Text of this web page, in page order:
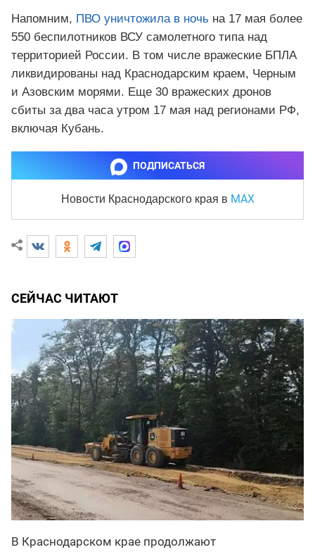
Напомним, ПВО уничтожила в ночь на 17 мая более
550 беспилотников ВСУ самолетного типа над
территорией России. В том числе вражеские БПЛА
ликвидированы над Краснодарским краем, Черным
и Азовским морями. Еще 30 вражеских дронов
сбиты за два часа утром 17 мая над регионами РФ,
включая Кубань.
ПОДПИСАТЬСЯ
Новости Краснодарского края в MAX
СЕЙЧАС ЧИТАЮТ
В Краснодарском крае продолжают